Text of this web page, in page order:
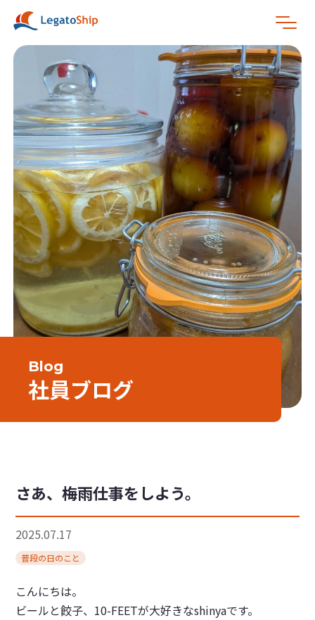
Blog
社員ブログ
さあ、梅雨仕事をしよう。
2025.07.17
普段の日のこと
こんにちは。
ビールと餃子、10-FEETが大好きなshinyaです。